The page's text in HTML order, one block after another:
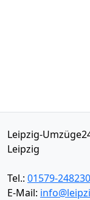
Leipzig-
Leipzig
Tel.: 01579-
E-Mail: